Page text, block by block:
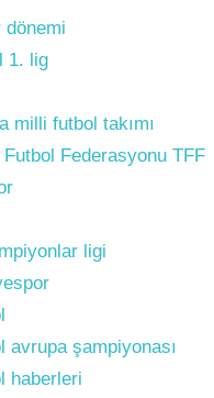
dönemi
1. lig
milli futbol takımı
Federasyonu TFF
ligi
avrupa şampiyonası
haberleri